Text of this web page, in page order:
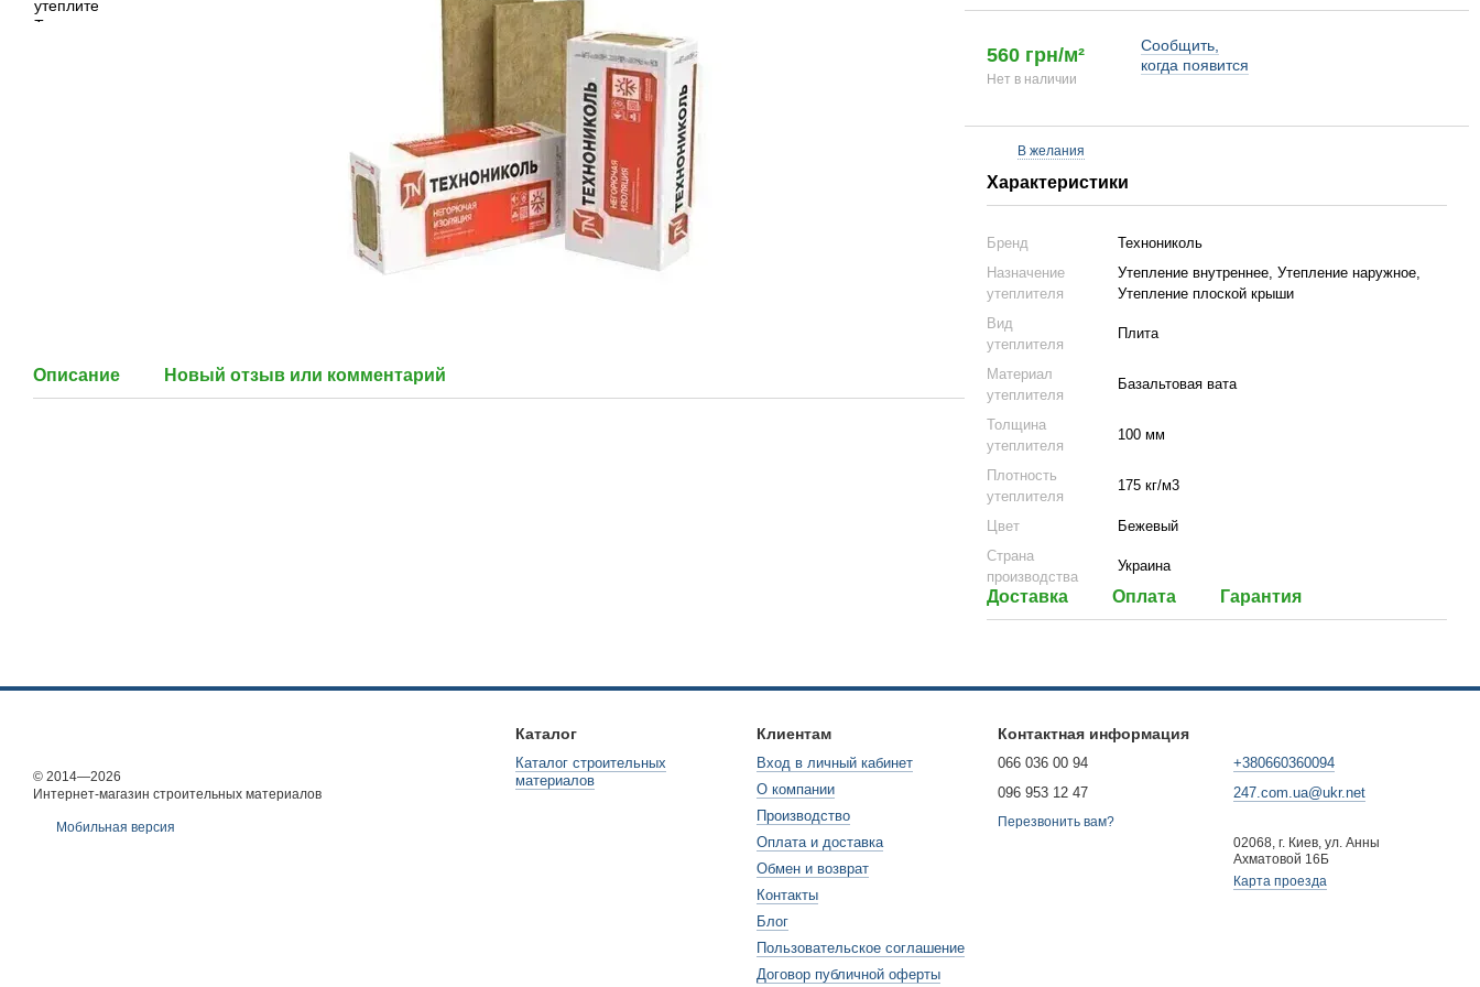
Описание Новый отзыв или комментарий
560 грн/м²
Нет в наличии
Сообщить,
когда появится
В желания
Характеристики
Бренд
Технониколь
Назначение
утеплителя
Утепление внутреннее, Утепление наружное,
Утепление плоской крыши
Вид
утеплителя
Плита
Материал
утеплителя
Базальтовая вата
Толщина
утеплителя
100 мм
Плотность
утеплителя
175 кг/м3
Цвет
Бежевый
Страна
производства
Украина
Доставка Оплата Гарантия
© 2014—2026
Интернет-магазин строительных материалов
Мобильная версия
Каталог
Каталог строительных
материалов
Клиентам
Вход в личный кабинет
О компании
Производство
Оплата и доставка
Обмен и возврат
Контакты
Блог
Пользовательское соглашение
Договор публичной оферты
Контактная информация
066 036 00 94
096 953 12 47
Перезвонить вам?
+380660360094
247.com.ua@ukr.net
02068, г. Киев, ул. Анны
Ахматовой 16Б
Карта проезда